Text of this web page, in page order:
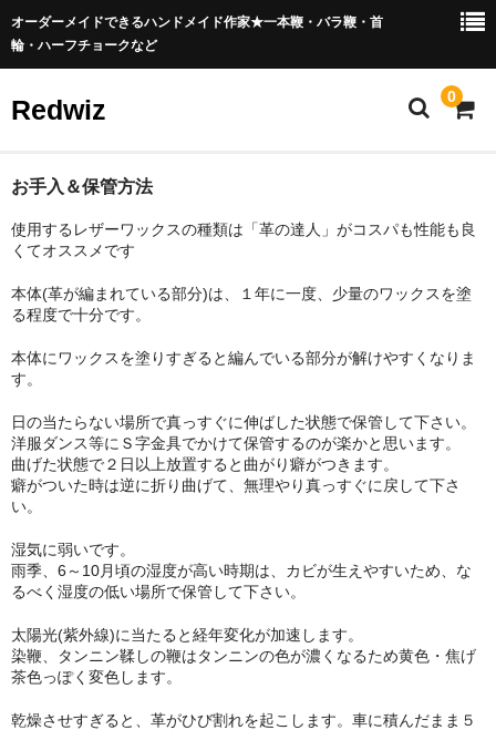
オーダーメイドできるハンドメイド作家★一本鞭・バラ鞭・首
輪・ハーフチョークなど
Redwiz 0
オーダー方法
革見本(鞭)
お手入＆保管方法
購入時の注意
修理
お問合せ
pixivbooth
お手入＆保管方法
使用するレザーワックスの種類は「革の達人」がコスパも性能も良
くてオススメです
本体(革が編まれている部分)は、１年に一度、少量のワックスを塗
る程度で十分です。
本体にワックスを塗りすぎると編んでいる部分が解けやすくなりま
す。
日の当たらない場所で真っすぐに伸ばした状態で保管して下さい。
洋服ダンス等にＳ字金具でかけて保管するのが楽かと思います。
曲げた状態で２日以上放置すると曲がり癖がつきます。
癖がついた時は逆に折り曲げて、無理やり真っすぐに戻して下さ
い。
湿気に弱いです。
雨季、6～10月頃の湿度が高い時期は、カビが生えやすいため、な
るべく湿度の低い場所で保管して下さい。
太陽光(紫外線)に当たると経年変化が加速します。
染鞭、タンニン鞣しの鞭はタンニンの色が濃くなるため黄色・焦げ
茶色っぽく変色します。
乾燥させすぎると、革がひび割れを起こします。車に積んだまま５